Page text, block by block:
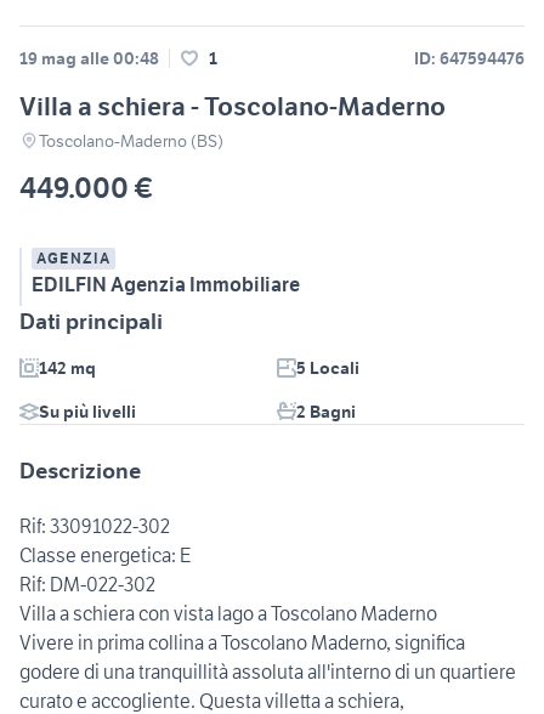
19 mag alle 00:48 1 ID: 647594476
Villa a schiera - Toscolano-Maderno
Toscolano-Maderno (BS)
449.000 €
AGENZIA
EDILFIN Agenzia Immobiliare
Dati principali
142 mq
5 Locali
Su più livelli
2 Bagni
Descrizione
Rif: 33091022-302
Classe energetica: E
Rif: DM-022-302
Villa a schiera con vista lago a Toscolano Maderno
Vivere in prima collina a Toscolano Maderno, significa
godere di una tranquillità assoluta all'interno di un quartiere
curato e accogliente. Questa villetta a schiera,